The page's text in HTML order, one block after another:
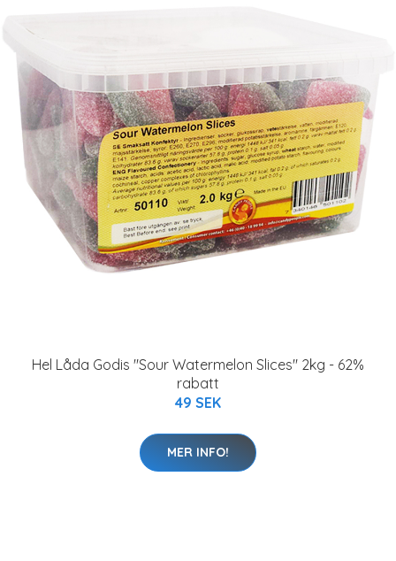
Hel Låda Godis "Sour Watermelon Slices" 2kg - 62%
rabatt
49 SEK
MER INFO!